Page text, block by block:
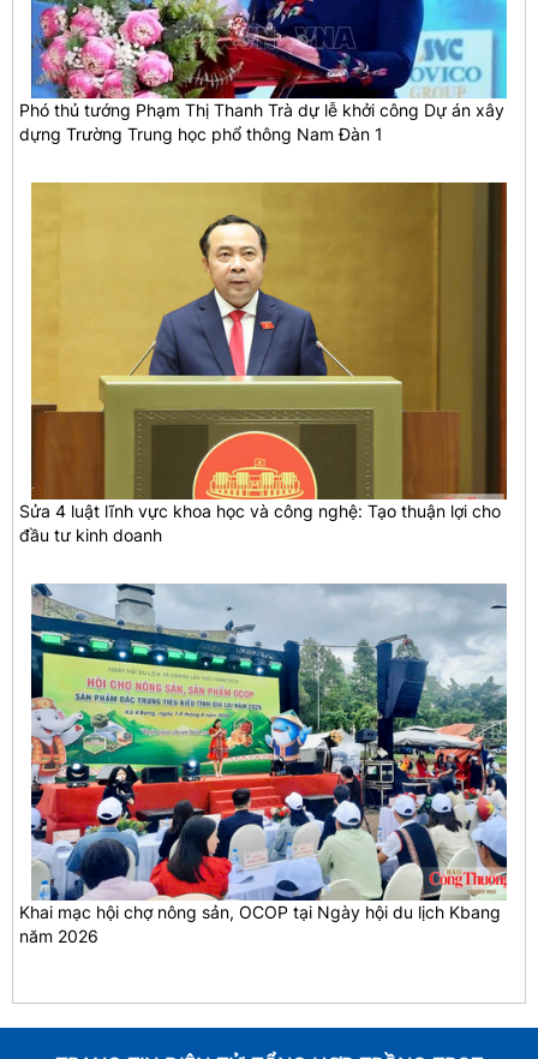
Phó thủ tướng Phạm Thị Thanh Trà dự lễ khởi công Dự án xây
dựng Trường Trung học phổ thông Nam Đàn 1
Sửa 4 luật lĩnh vực khoa học và công nghệ: Tạo thuận lợi cho
đầu tư kinh doanh
Khai mạc hội chợ nông sản, OCOP tại Ngày hội du lịch Kbang
năm 2026